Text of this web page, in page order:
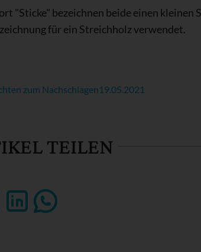
"Sticke" bezeichnen beide einen kleinen
für ein Streichholz verwendet.
zum Nachschlagen19.05.2021
TEILEN